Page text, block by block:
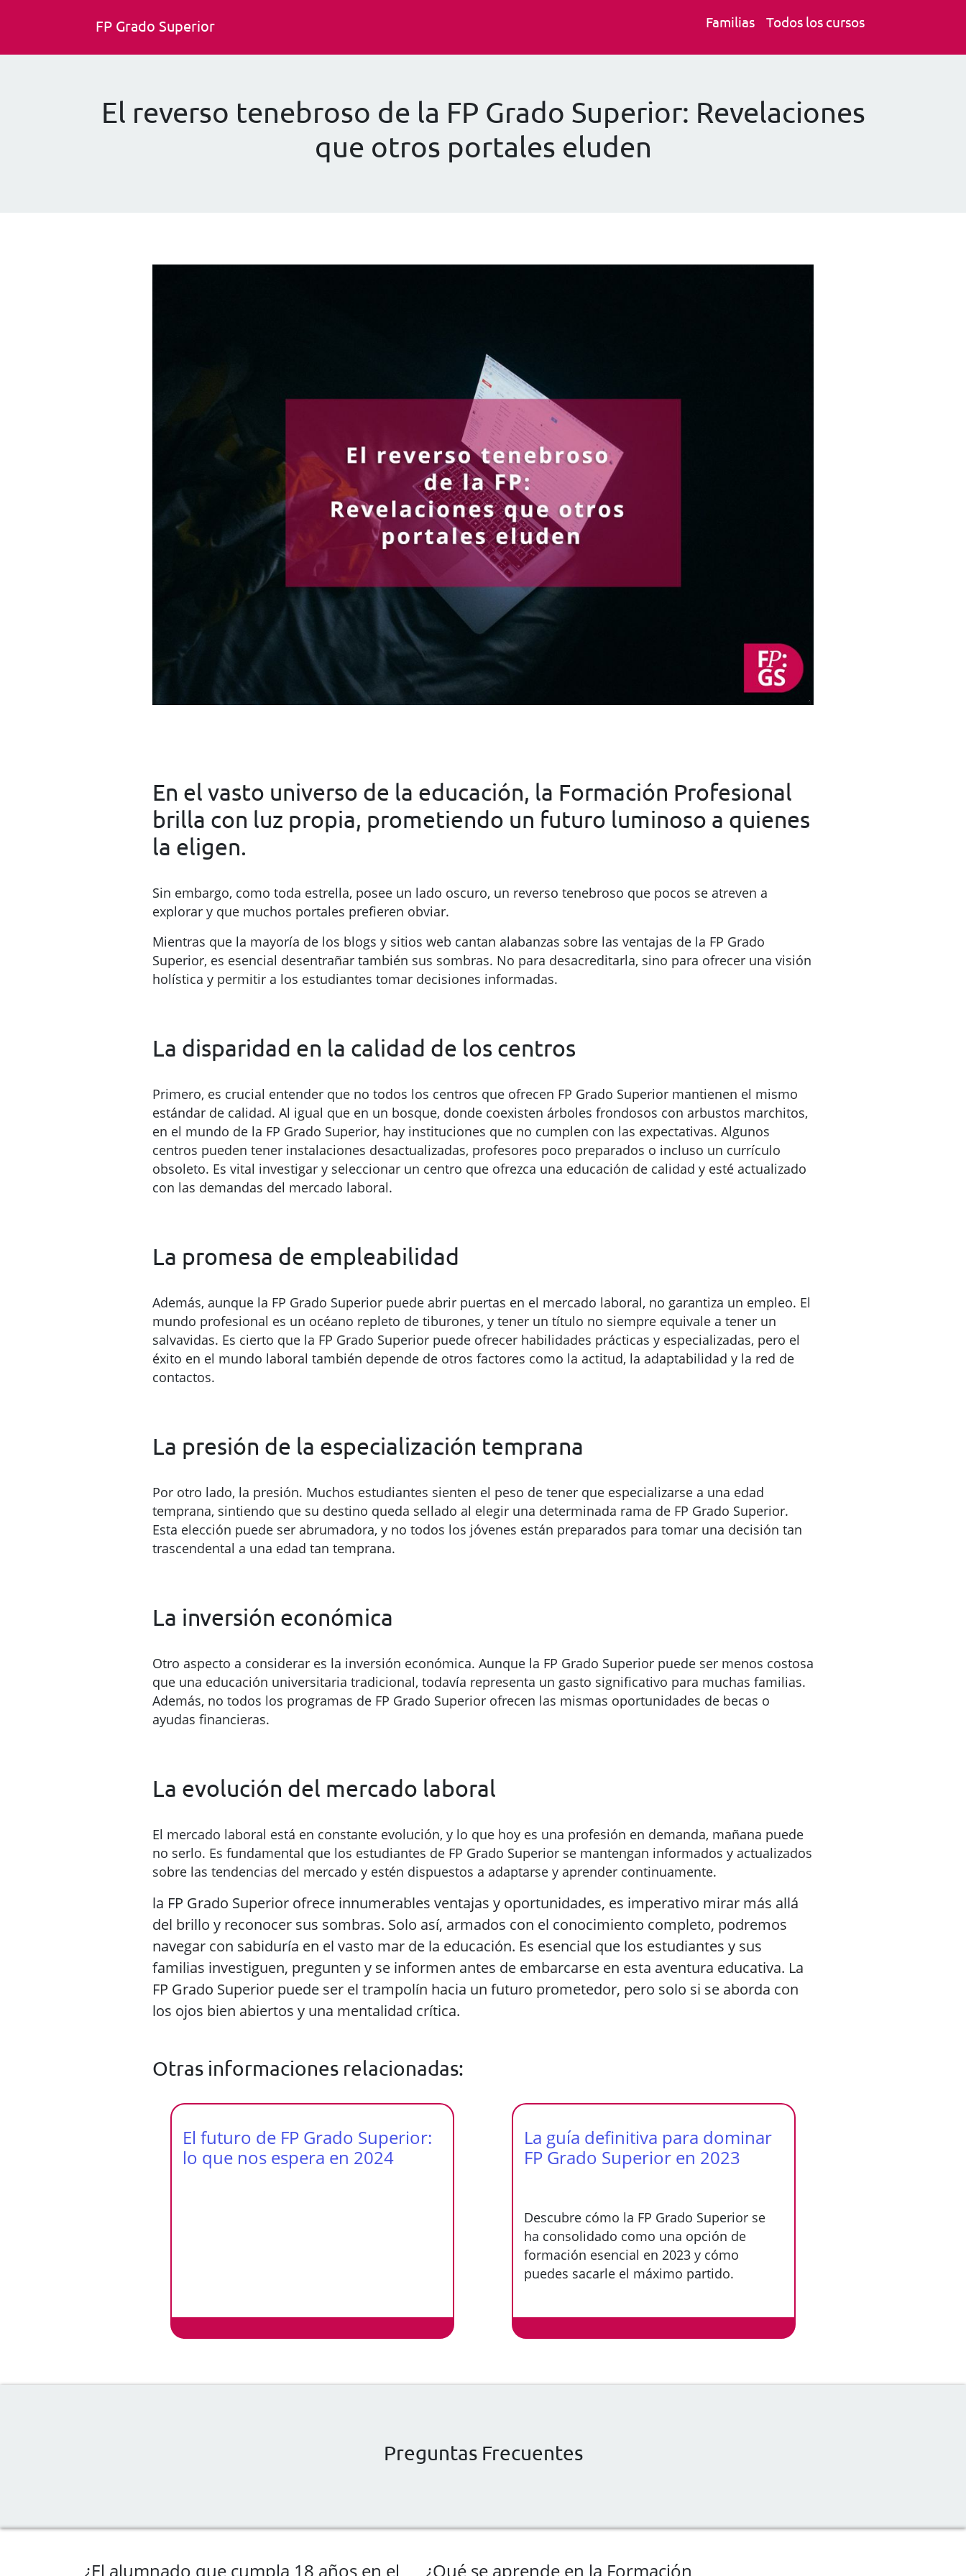
FP Grado Superior Familias Todos los cursos
El reverso tenebroso de la FP Grado Superior: Revelaciones
que otros portales eluden
En el vasto universo de la educación, la Formación Profesional
brilla con luz propia, prometiendo un futuro luminoso a quienes
la eligen.
Sin embargo, como toda estrella, posee un lado oscuro, un reverso tenebroso que pocos se atreven a
explorar y que muchos portales prefieren obviar.
Mientras que la mayoría de los blogs y sitios web cantan alabanzas sobre las ventajas de la FP Grado
Superior, es esencial desentrañar también sus sombras. No para desacreditarla, sino para ofrecer una visión
holística y permitir a los estudiantes tomar decisiones informadas.
La disparidad en la calidad de los centros
Primero, es crucial entender que no todos los centros que ofrecen FP Grado Superior mantienen el mismo
estándar de calidad. Al igual que en un bosque, donde coexisten árboles frondosos con arbustos marchitos,
en el mundo de la FP Grado Superior, hay instituciones que no cumplen con las expectativas. Algunos
centros pueden tener instalaciones desactualizadas, profesores poco preparados o incluso un currículo
obsoleto. Es vital investigar y seleccionar un centro que ofrezca una educación de calidad y esté actualizado
con las demandas del mercado laboral.
La promesa de empleabilidad
Además, aunque la FP Grado Superior puede abrir puertas en el mercado laboral, no garantiza un empleo. El
mundo profesional es un océano repleto de tiburones, y tener un título no siempre equivale a tener un
salvavidas. Es cierto que la FP Grado Superior puede ofrecer habilidades prácticas y especializadas, pero el
éxito en el mundo laboral también depende de otros factores como la actitud, la adaptabilidad y la red de
contactos.
La presión de la especialización temprana
Por otro lado, la presión. Muchos estudiantes sienten el peso de tener que especializarse a una edad
temprana, sintiendo que su destino queda sellado al elegir una determinada rama de FP Grado Superior.
Esta elección puede ser abrumadora, y no todos los jóvenes están preparados para tomar una decisión tan
trascendental a una edad tan temprana.
La inversión económica
Otro aspecto a considerar es la inversión económica. Aunque la FP Grado Superior puede ser menos costosa
que una educación universitaria tradicional, todavía representa un gasto significativo para muchas familias.
Además, no todos los programas de FP Grado Superior ofrecen las mismas oportunidades de becas o
ayudas financieras.
La evolución del mercado laboral
El mercado laboral está en constante evolución, y lo que hoy es una profesión en demanda, mañana puede
no serlo. Es fundamental que los estudiantes de FP Grado Superior se mantengan informados y actualizados
sobre las tendencias del mercado y estén dispuestos a adaptarse y aprender continuamente.
la FP Grado Superior ofrece innumerables ventajas y oportunidades, es imperativo mirar más allá
del brillo y reconocer sus sombras. Solo así, armados con el conocimiento completo, podremos
navegar con sabiduría en el vasto mar de la educación. Es esencial que los estudiantes y sus
familias investiguen, pregunten y se informen antes de embarcarse en esta aventura educativa. La
FP Grado Superior puede ser el trampolín hacia un futuro prometedor, pero solo si se aborda con
los ojos bien abiertos y una mentalidad crítica.
Otras informaciones relacionadas:
El futuro de FP Grado Superior:
lo que nos espera en 2024
La guía definitiva para dominar
FP Grado Superior en 2023
Descubre cómo la FP Grado Superior se
ha consolidado como una opción de
formación esencial en 2023 y cómo
puedes sacarle el máximo partido.
Preguntas Frecuentes
¿El alumnado que cumpla 18 años en el ¿Qué se aprende en la Formación